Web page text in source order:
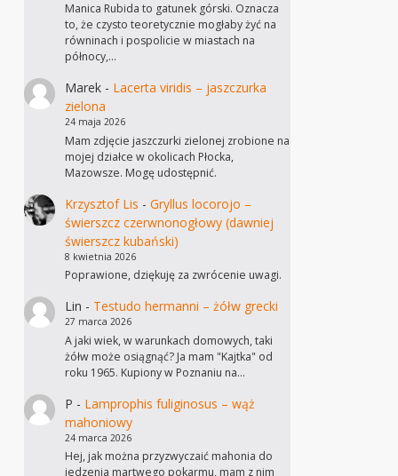
Manica Rubida to gatunek górski. Oznacza
to, że czysto teoretycznie mogłaby żyć na
równinach i pospolicie w miastach na
północy,…
Marek- Lacerta viridis – jaszczurka
zielona
24 maja 2026
Mam zdjęcie jaszczurki zielonej zrobione na
mojej działce w okolicach Płocka,
Mazowsze. Mogę udostępnić.
Krzysztof Lis - Gryllus locorojo –
świerszcz czerwnonogłowy (dawniej
świerszcz kubański)
8 kwietnia 2026
Poprawione, dziękuję za zwrócenie uwagi.
Lin - Testudo hermanni – żółw grecki
27 marca 2026
A jaki wiek, w warunkach domowych, taki
żółw może osiągnąć? Ja mam "Kajtka" od
roku 1965. Kupiony w Poznaniu na…
P - Lamprophis fuliginosus – wąż
mahoniowy
24 marca 2026
Hej, jak można przyzwyczaić mahonia do
jedzenia martwego pokarmu, mam z nim